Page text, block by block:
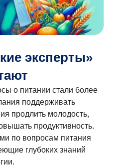
эксперты»
о питании стали более
поддерживать
продлить молодость,
продуктивность.
по вопросам питания
глубоких знаний